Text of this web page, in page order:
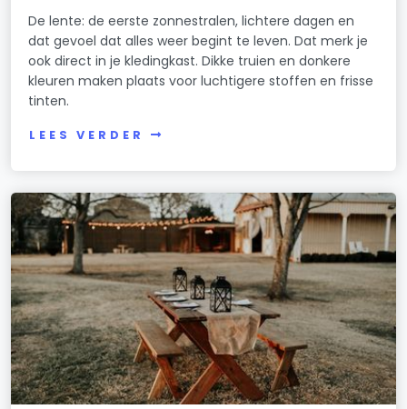
De lente: de eerste zonnestralen, lichtere dagen en
dat gevoel dat alles weer begint te leven. Dat merk je
ook direct in je kledingkast. Dikke truien en donkere
kleuren maken plaats voor luchtigere stoffen en frisse
tinten.
LEES VERDER